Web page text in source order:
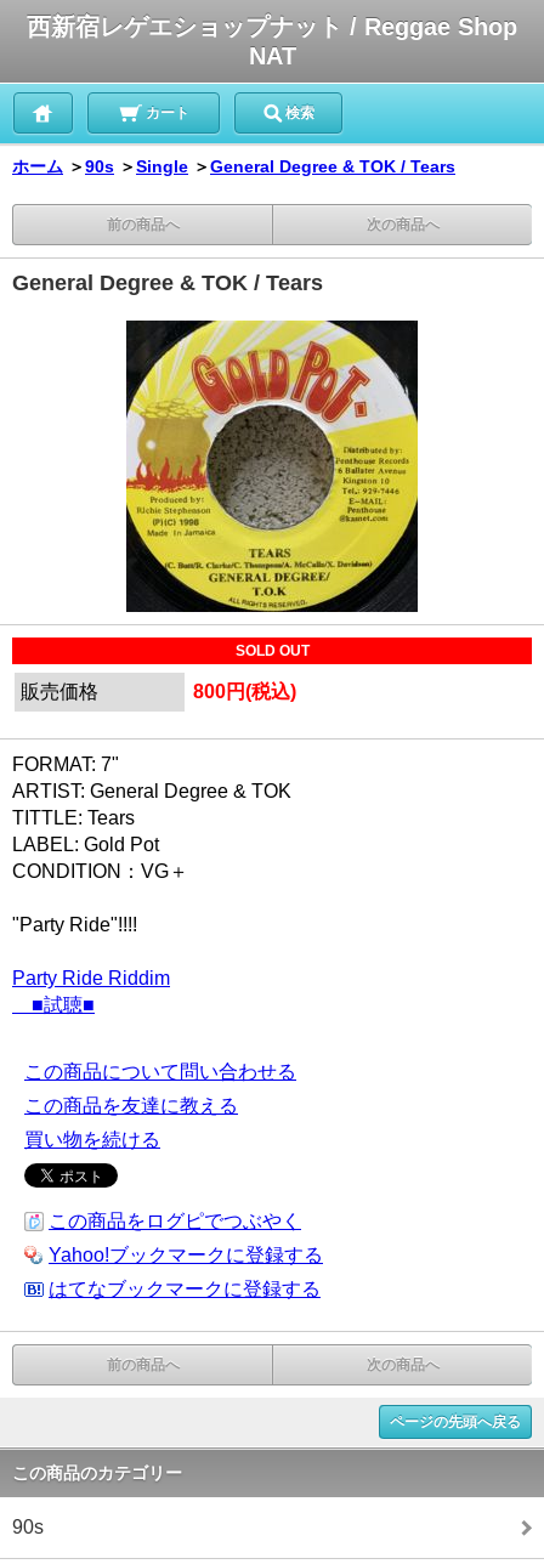
西新宿レゲエショップナット / Reggae Shop
NAT
カート 検索
ホーム ＞90s ＞Single ＞General Degree & TOK / Tears
前の商品へ 次の商品へ
General Degree & TOK / Tears
SOLD OUT
販売価格 800円(税込)
FORMAT: 7"
ARTIST: General Degree & TOK
TITTLE: Tears
LABEL: Gold Pot
CONDITION：VG＋
"Party Ride"!!!!
Party Ride Riddim
■試聴■
この商品について問い合わせる
この商品を友達に教える
買い物を続ける
この商品をログピでつぶやく
Yahoo!ブックマークに登録する
はてなブックマークに登録する
前の商品へ 次の商品へ
ページの先頭へ戻る
この商品のカテゴリー
90s